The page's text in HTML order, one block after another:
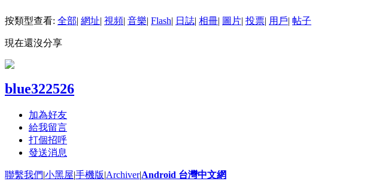
按類型查看: 全部| 網址| 視頻| 音樂| Flash| 日誌| 相冊| 圖片| 投票| 用戶| 帖子
現在還沒分享
blue322526
加為好友
給我留言
打個招呼
發送消息
聯繫我們|小黑屋|手機版|Archiver|Android 台灣中文網